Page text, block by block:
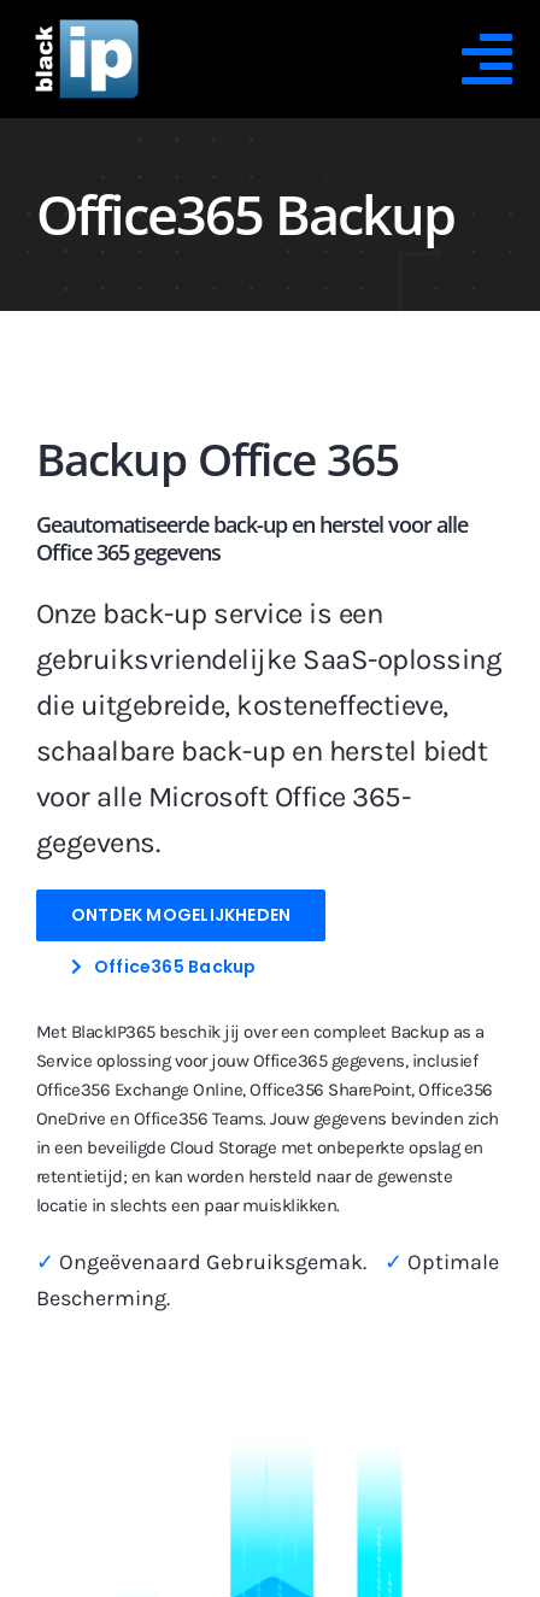
content
Office365 Security
Office365 Awareness
XDR Security
Office365 Backup
Backup Office 365
Geautomatiseerde back-up en herstel voor alle
Office 365 gegevens
Onze back-up service is een
gebruiksvriendelijke SaaS-oplossing
die uitgebreide, kosteneffectieve,
schaalbare back-up en herstel biedt
voor alle Microsoft Office 365-
gegevens.
ONTDEK MOGELIJKHEDEN
Office365 Backup
Met BlackIP365 beschik jij over een compleet Backup as a
Service oplossing voor jouw Office365 gegevens, inclusief
Office356 Exchange Online, Office356 SharePoint, Office356
OneDrive en Office356 Teams. Jouw gegevens bevinden zich
in een beveiligde Cloud Storage met onbeperkte opslag en
retentietijd; en kan worden hersteld naar de gewenste
locatie in slechts een paar muisklikken.
✓ Ongeëvenaard Gebruiksgemak. ✓ Optimale
Bescherming.